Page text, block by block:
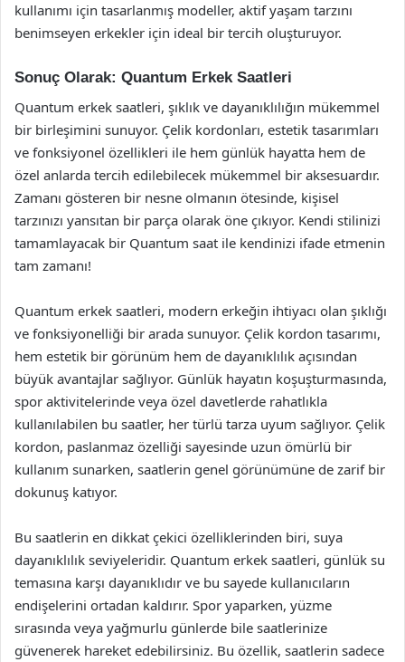
kullanımı için tasarlanmış modeller, aktif yaşam tarzını
benimseyen erkekler için ideal bir tercih oluşturuyor.
Sonuç Olarak: Quantum Erkek Saatleri
Quantum erkek saatleri, şıklık ve dayanıklılığın mükemmel
bir birleşimini sunuyor. Çelik kordonları, estetik tasarımları
ve fonksiyonel özellikleri ile hem günlük hayatta hem de
özel anlarda tercih edilebilecek mükemmel bir aksesuardır.
Zamanı gösteren bir nesne olmanın ötesinde, kişisel
tarzınızı yansıtan bir parça olarak öne çıkıyor. Kendi stilinizi
tamamlayacak bir Quantum saat ile kendinizi ifade etmenin
tam zamanı!
Quantum erkek saatleri, modern erkeğin ihtiyacı olan şıklığı
ve fonksiyonelliği bir arada sunuyor. Çelik kordon tasarımı,
hem estetik bir görünüm hem de dayanıklılık açısından
büyük avantajlar sağlıyor. Günlük hayatın koşuşturmasında,
spor aktivitelerinde veya özel davetlerde rahatlıkla
kullanılabilen bu saatler, her türlü tarza uyum sağlıyor. Çelik
kordon, paslanmaz özelliği sayesinde uzun ömürlü bir
kullanım sunarken, saatlerin genel görünümüne de zarif bir
dokunuş katıyor.
Bu saatlerin en dikkat çekici özelliklerinden biri, suya
dayanıklılık seviyeleridir. Quantum erkek saatleri, günlük su
temasına karşı dayanıklıdır ve bu sayede kullanıcıların
endişelerini ortadan kaldırır. Spor yaparken, yüzme
sırasında veya yağmurlu günlerde bile saatlerinize
güvenerek hareket edebilirsiniz. Bu özellik, saatlerin sadece